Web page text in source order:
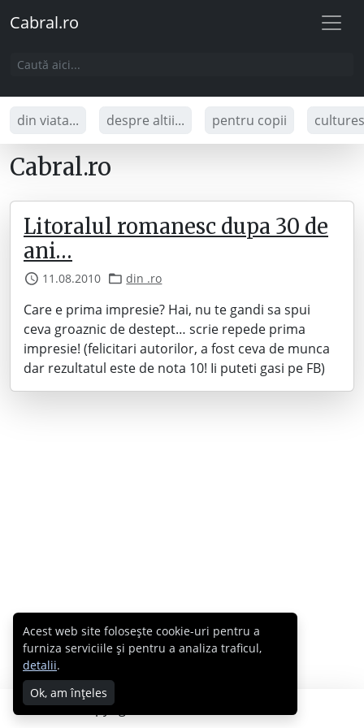
Cabral.ro
din viata... despre altii... pentru copii
Cabral.ro
Litoralul romanesc dupa 30 de
ani…
11.08.2010 din .ro
Care e prima impresie? Hai, nu te gandi sa spui
ceva groaznic de destept… scrie repede prima
impresie! (felicitari autorilor, a fost ceva de munca
dar rezultatul este de nota 10! Ii puteti gasi pe FB)
Copyright © 2007 - 2026 Cabral.ro
Acest web site folosește cookie-uri pentru a
furniza serviciile și pentru a analiza traficul,
detalii.
Ok, am înțeles